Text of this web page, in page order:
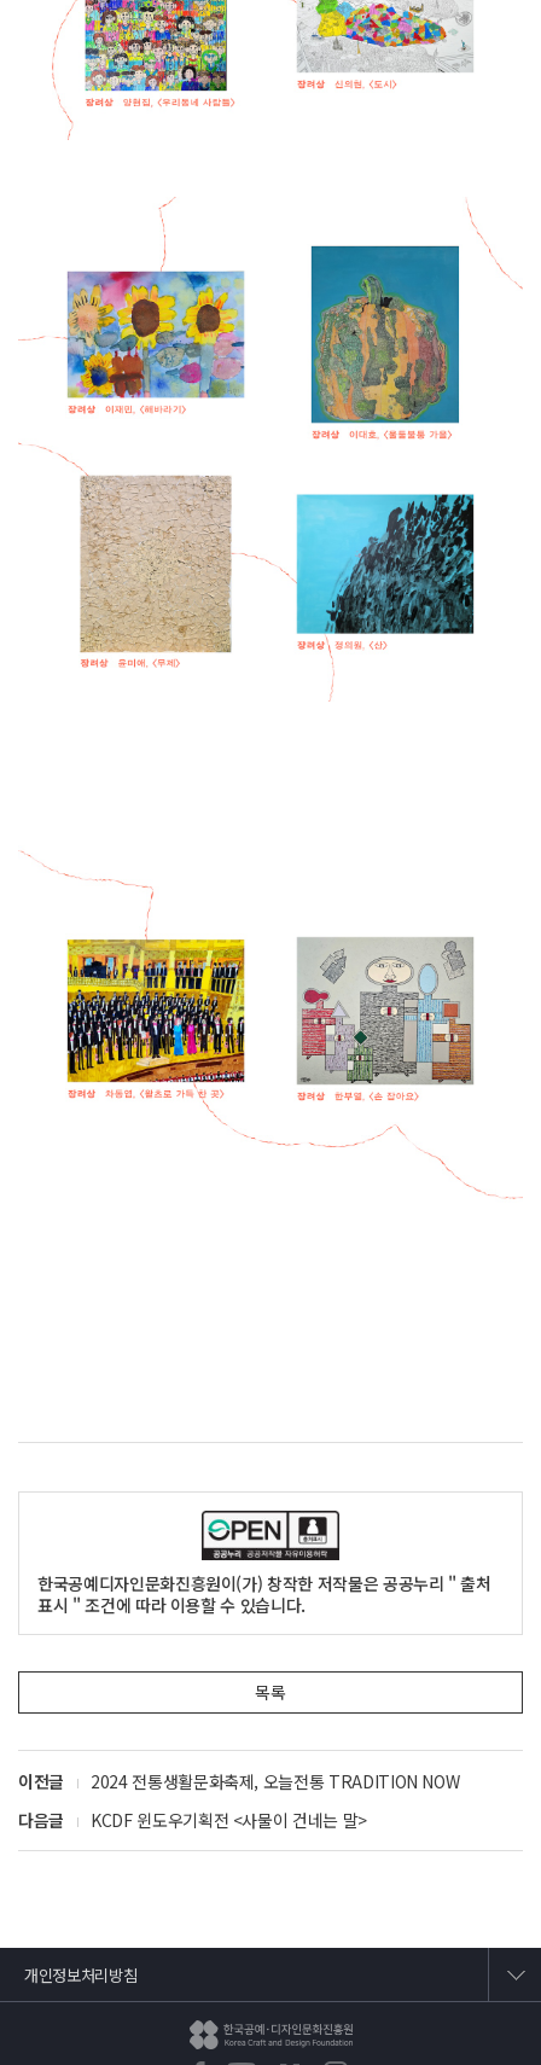
한국공예디자인문화진흥원이(가) 창작한 저작물은 공공누리 " 출처
표시 " 조건에 따라 이용할 수 있습니다.
목록
이전글
2024 전통생활문화축제, 오늘전통 TRADITION NOW
다음글
KCDF 윈도우기획전 <사물이 건네는 말>
개인정보처리방침